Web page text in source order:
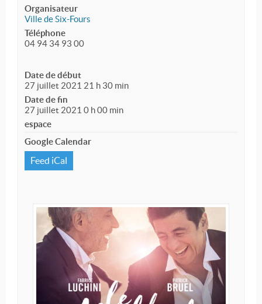
Organisateur
Ville de Six-Fours
Téléphone
04 94 34 93 00
Date de début
27 juillet 2021 21 h 30 min
Date de fin
27 juillet 2021 0 h 00 min
espace
Google Calendar
Feed iCal